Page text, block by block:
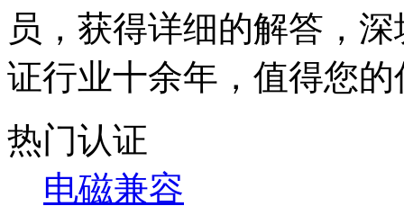
员，获得详细的解答，
证行业十余年，值得您
热门认证
电磁兼容